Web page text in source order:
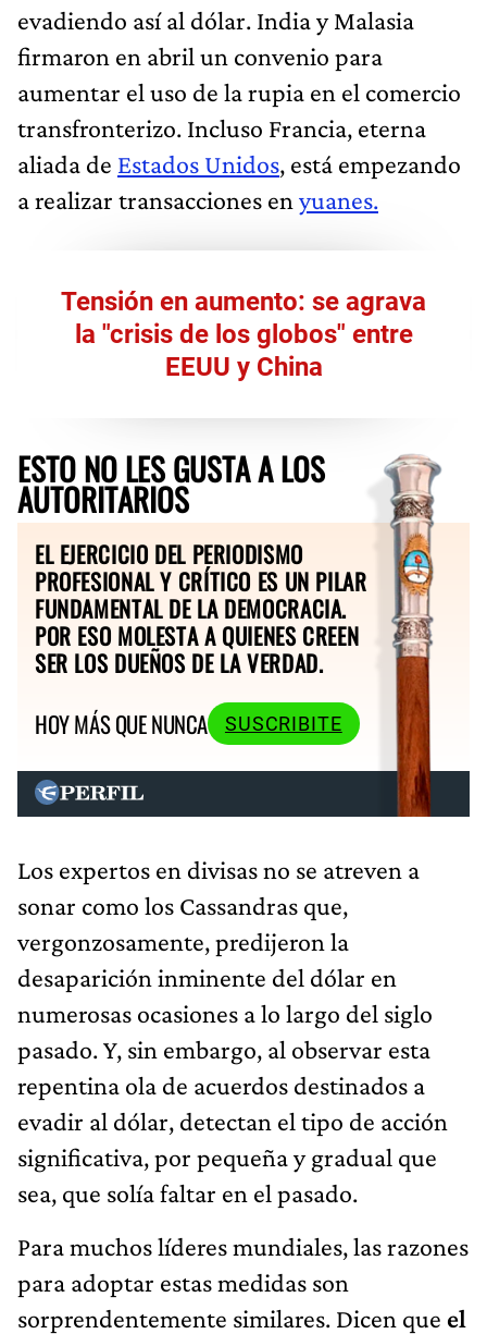
evadiendo así al dólar. India y Malasia
firmaron en abril un convenio para
aumentar el uso de la rupia en el comercio
transfronterizo. Incluso Francia, eterna
aliada de Estados Unidos, está empezando
a realizar transacciones en yuanes.
Tensión en aumento: se agrava
la "crisis de los globos" entre
EEUU y China
ESTO NO LES GUSTA A LOS
AUTORITARIOS
EL EJERCICIO DEL PERIODISMO
PROFESIONAL Y CRÍTICO ES UN PILAR
FUNDAMENTAL DE LA DEMOCRACIA.
POR ESO MOLESTA A QUIENES CREEN
SER LOS DUEÑOS DE LA VERDAD.
HOY MÁS QUE NUNCA
SUSCRIBITE
Los expertos en divisas no se atreven a
sonar como los Cassandras que,
vergonzosamente, predijeron la
desaparición inminente del dólar en
numerosas ocasiones a lo largo del siglo
pasado. Y, sin embargo, al observar esta
repentina ola de acuerdos destinados a
evadir al dólar, detectan el tipo de acción
significativa, por pequeña y gradual que
sea, que solía faltar en el pasado.
Para muchos líderes mundiales, las razones
para adoptar estas medidas son
sorprendentemente similares. Dicen que el